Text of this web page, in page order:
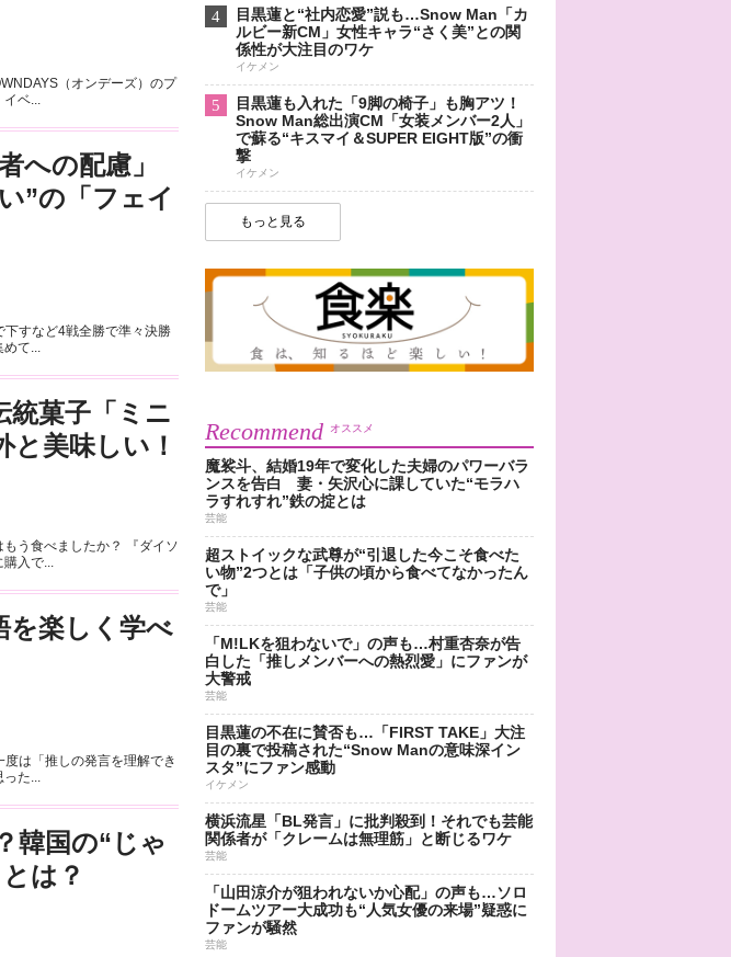
（オンデーズ）のプ
イベ...
への配慮」
”の「フェイ
すなど4戦全勝で準々決勝
めて...
統菓子「ミニ
美味しい！
う食べましたか？ 『ダイソ
購入で...
楽しく学べ
度は「推しの発言を理解でき
った...
韓国の“じゃ
は？
4
目黒蓮と“社内恋愛”説も…Snow Man「カ
ルビー新CM」女性キャラ“さく美”との関
係性が大注目のワケ
イケメン
5
目黒蓮も入れた「9脚の椅子」も胸アツ！
Snow Man総出演CM「女装メンバー2人」
で蘇る“キスマイ＆SUPER EIGHT版”の衝
撃
イケメン
もっと見る
Recommend オススメ
魔裟斗、結婚19年で変化した夫婦のパワーバラ
ンスを告白 妻・矢沢心に課していた“モラハ
ラすれすれ”鉄の掟とは
芸能
超ストイックな武尊が“引退した今こそ食べた
い物”2つとは「子供の頃から食べてなかったん
で」
芸能
「M!LKを狙わないで」の声も…村重杏奈が告
白した「推しメンバーへの熱烈愛」にファンが
大警戒
芸能
目黒蓮の不在に賛否も…「FIRST TAKE」大注
目の裏で投稿された“Snow Manの意味深イン
スタ”にファン感動
イケメン
横浜流星「BL発言」に批判殺到！それでも芸能
関係者が「クレームは無理筋」と断じるワケ
芸能
「山田涼介が狙われないか心配」の声も…ソロ
ドームツアー大成功も“人気女優の来場”疑惑に
ファンが騒然
芸能